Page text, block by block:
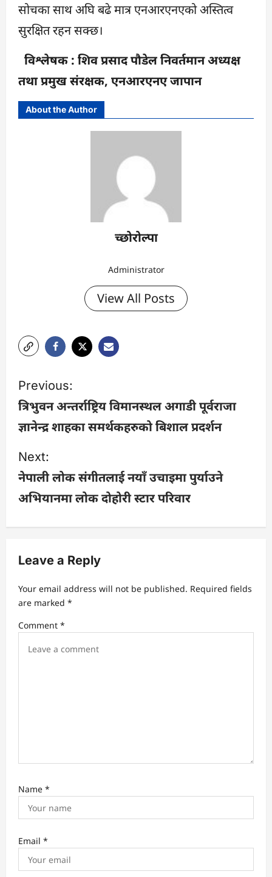
सोचका साथ अघि बढे मात्र एनआरएनएको अस्तित्व
सुरक्षित रहन सक्छ।
विश्लेषक : शिव प्रसाद पौडेल निवर्तमान अध्यक्ष
तथा प्रमुख संरक्षक, एनआरएनए जापान
About the Author
च्छोरोल्पा
Administrator
View All Posts
P
o
s
t
n
i
g
a
Previous:
त्रिभुवन अन्तर्राष्ट्रिय विमानस्थल अगाडी पूर्वराजा
ज्ञानेन्द्र शाहका समर्थकहरुको बिशाल प्रदर्शन
Next:
नेपाली लोक संगीतलाई नयाँ उचाइमा पुर्याउने
अभियानमा लोक दोहोरी स्टार परिवार
Leave a Reply
Your email address will not be published. Required fields
are marked *
Comment *
Name *
Email *